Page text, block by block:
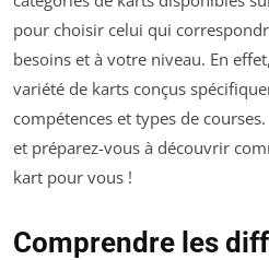
pour choisir celui qui
besoins et à votre niveau. En
variété de karts conçus
compétences et types de
et préparez-vous à découvrir
kart pour vous !
Comprendre les